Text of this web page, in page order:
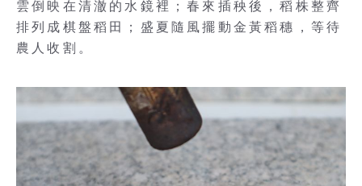
雲倒映在清澈的水鏡裡；春來插秧後，稻株整齊
排列成棋盤稻田；盛夏隨風擺動金黃稻穗，等待
農人收割。